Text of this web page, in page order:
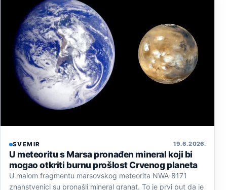
SVEMIR 19. 6. 2026.
U meteoritu s Marsa pronađen mineral koji bi
mogao otkriti burnu prošlost Crvenog planeta
U malom fragmentu marsovskog meteorita NWA 8171
znanstvenici su pronašli mineral granat. To je prvi put da je